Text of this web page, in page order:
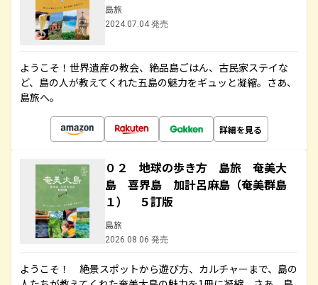
島旅
2024.07.04 発売
ようこそ！世界遺産の教会、絶品島ごはん、古民家ステイな
ど、島の人が教えてくれた五島の魅力をギュッと凝縮。さあ、
島旅へ。
詳細を見る
０２ 地球の歩き方 島旅 奄美大
島 喜界島 加計呂麻島（奄美群島
１） ５訂版
島旅
2026.08.06 発売
ようこそ！ 絶景スポットから遊び方、カルチャーまで、島の